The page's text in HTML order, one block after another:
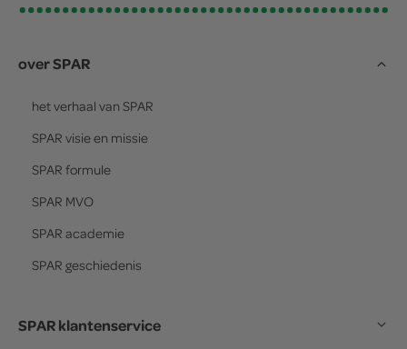
over SPAR
het verhaal van SPAR
SPAR visie en missie
SPAR formule
SPAR MVO
SPAR academie
SPAR geschiedenis
SPAR klantenservice